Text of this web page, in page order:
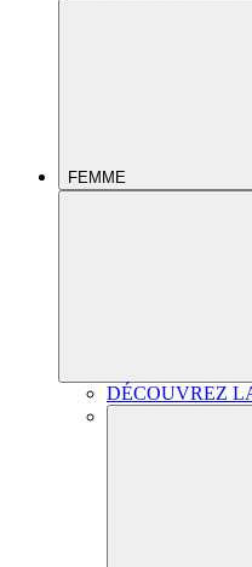
FEMME
DÉCOUVREZ